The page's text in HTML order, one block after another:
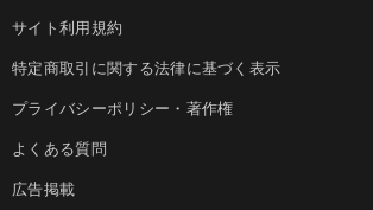
サイト利用規約
特定商取引に関する法律に基づく表示
プライバシーポリシー・著作権
よくある質問
広告掲載